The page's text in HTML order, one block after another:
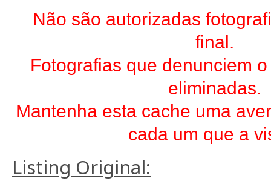
Não são autorizadas
final.
Fotografias que denunciem
eliminadas.
Mantenha esta cache uma
cada um que a
Listing Original: